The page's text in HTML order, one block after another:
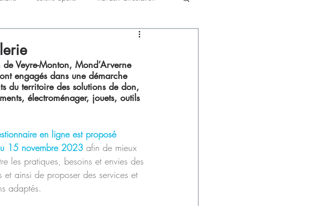
A la une
Veyre-Monton, Mond’Arverne
engagés dans une démarche
du territoire des solutions de don,
électroménager, jouets, outils
en ligne est proposé
15 novembre 2023 afin de mieux
les pratiques, besoins et envies des
et ainsi de proposer des services et
adaptés.